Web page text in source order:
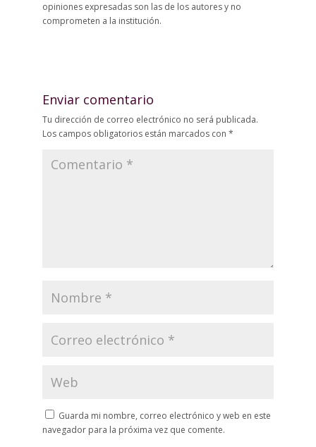
opiniones expresadas son las de los autores y no
comprometen a la institución.
Enviar comentario
Tu dirección de correo electrónico no será publicada.
Los campos obligatorios están marcados con *
Guarda mi nombre, correo electrónico y web en este
navegador para la próxima vez que comente.